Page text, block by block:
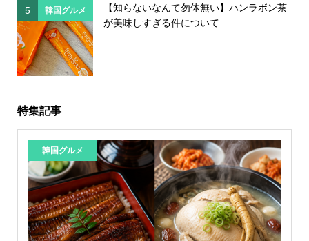
5 韓国グルメ
【知らないなんて勿体無い】ハンラボン茶
が美味しすぎる件について
特集記事
韓国グルメ